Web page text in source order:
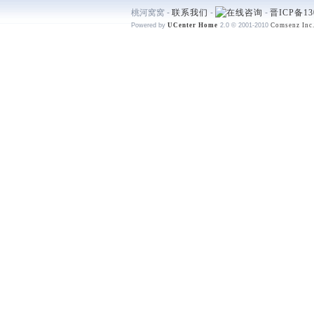
桃河窝窝 - 联系我们 - - 晋ICP备
Powered by UCenter Home 2.0 © 2001-2010 Comsenz Inc.